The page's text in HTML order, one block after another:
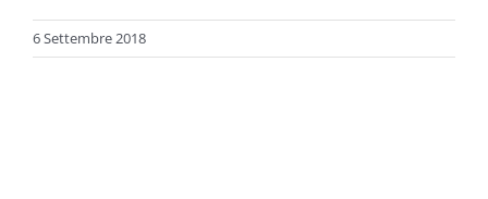
6 Settembre 2018